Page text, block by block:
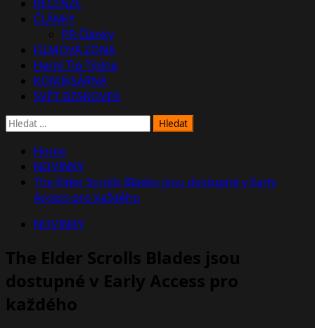
RECENZE
ČLÁNKY
PR Články
FILMOVÁ ZÓNA
Herní Tip Týdne
KOMIKSÁRNA
SVĚT DESKOVEK
Vyhledávání
Home
NOVINKY
The Elder Scrolls Blades jsou dostupné v Early
Access pro každého
NOVINKY
The Elder Scrolls Blades jsou
dostupné v Early Access pro
každého